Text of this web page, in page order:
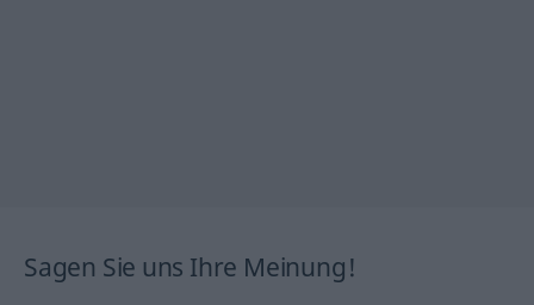
Sagen Sie uns Ihre Meinung!